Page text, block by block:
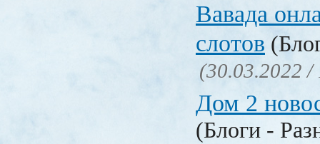
Вавада
слотов
(30.03.2022 /
Дом 2
(Блоги -